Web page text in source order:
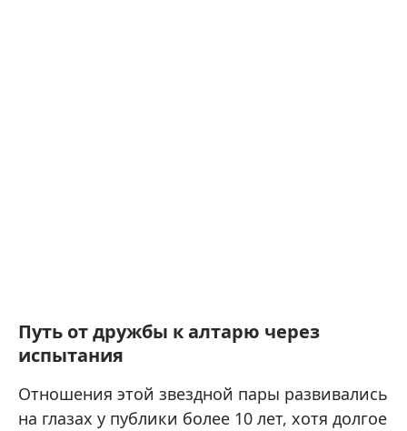
Путь от дружбы к алтарю через
испытания
Отношения этой звездной пары развивались
на глазах у публики более 10 лет, хотя долгое